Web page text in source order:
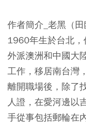
作者簡介_老黑（田
1960年生於台北
外派澳洲和中國大
工作，移居南台灣
離開職場後，除了
人證，在愛河邊以
手從事包括郵輪在